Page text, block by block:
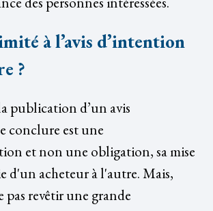
à l’avis d’intention
?
publication d’un avis
conclure est une
et non une obligation, sa mise
d'un acheteur à l'autre. Mais,
pas revêtir une grande